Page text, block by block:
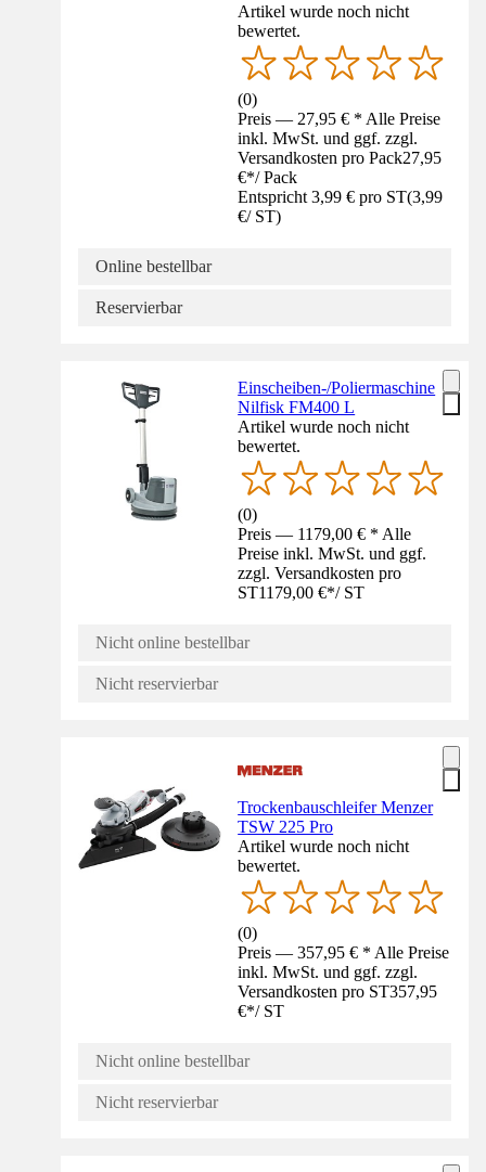
Artikel wurde noch nicht
bewertet.
(0)
Preis — 27,95 € * Alle Preise
inkl. MwSt. und ggf. zzgl.
Versandkosten pro Pack27,95
€*/ Pack
Entspricht 3,99 € pro ST(3,99
€/ ST)
Online bestellbar
Reservierbar
Einscheiben-/Poliermaschine
Nilfisk FM400 L
Artikel wurde noch nicht
bewertet.
(0)
Preis — 1179,00 € * Alle
Preise inkl. MwSt. und ggf.
zzgl. Versandkosten pro
ST1179,00 €*/ ST
Nicht online bestellbar
Nicht reservierbar
Trockenbauschleifer Menzer
TSW 225 Pro
Artikel wurde noch nicht
bewertet.
(0)
Preis — 357,95 € * Alle Preise
inkl. MwSt. und ggf. zzgl.
Versandkosten pro ST357,95
€*/ ST
Nicht online bestellbar
Nicht reservierbar